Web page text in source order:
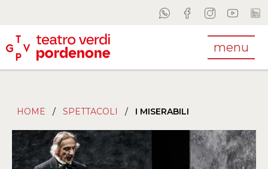
menu
HOME / SPETTACOLI / I MISERABILI